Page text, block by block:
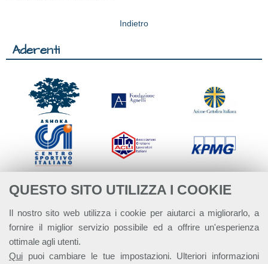
QUESTO SITO UTILIZZA I COOKIE
Il nostro sito web utilizza i cookie per aiutarci a migliorarlo, a
fornire il miglior servizio possibile ed a offrire un'esperienza
ottimale agli utenti.
Qui puoi cambiare le tue impostazioni. Ulteriori informazioni
Indietro
Aderenti